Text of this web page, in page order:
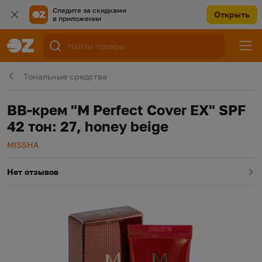
Следите за скидками
в приложении
Открыть
Тональные средства
BB-крем "M Perfect Cover EX" SPF
42 тон: 27, honey beige
Производитель
MISSHA
Нет отзывов